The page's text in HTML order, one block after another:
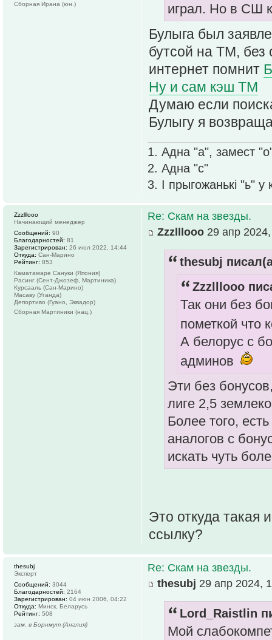
играл. Но в СШ
Булыга был
бутсой на ТМ,
интернет помнит
Ну и сам кэш ТМ
Думаю если
Булыгу я
1. Адна "а", замест
2. Адна "с"
3. І прыгожанькі "ь" у
Сборная Ирана (юн.)
Re: Скам на звезды.
Zzzlllooo 29 апр
thesubj
Zzzlllooo
Так они без
пометкой что
А белорус с
админов
Эти без
лиге 2,5
Более того,
аналогов с
искать чуть
Это откуда
ссылку?
Zzzlllooo
Начинающий менеджер
Сообщений: 90
Благодарностей: 81
Зарегистрирован: 26 июл 2022, 14:44
Откуда: Сан-Марино
Рейтинг: 853
Каматамаре Сануки (Япония)
Расинг (Сент-Джозеф, Мартиника)
Курсааль (Сан-Марино)
Масаву (Уганда)
Депортиво (Гуано, Эквадор)
Сборная Мартиники (нац.)
Re: Скам на звезды.
thesubj 29 апр 2024,
Lord_Raistlin
Мой
thesubj
Эксперт
Сообщений: 3044
Благодарностей: 2164
Зарегистрирован: 04 июн 2006, 04:22
Откуда: Минск, Беларусь
Рейтинг: 508
зам. в Борнмут (Англия)